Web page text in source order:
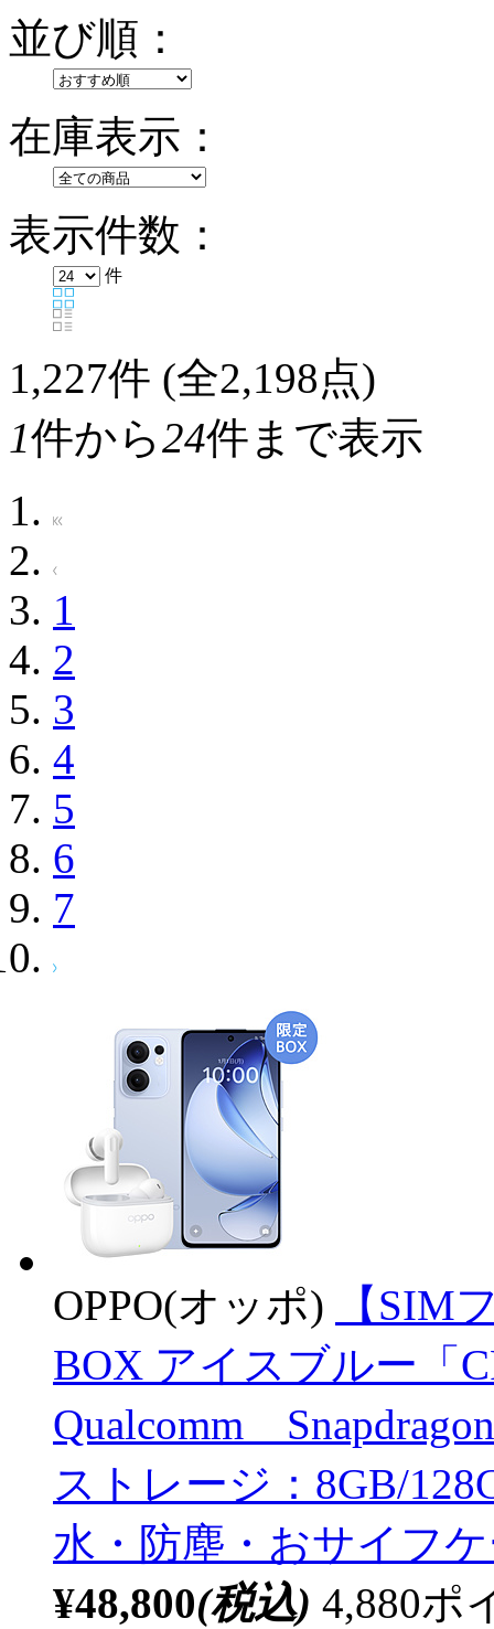
並び順：
在庫表示：
表示件数：
件
1,227件 (全2,198点)
1件から24件まで表示
1
2
3
4
5
6
7
OPPO(オッポ)
【SIM
BOX アイスブルー「
Qualcomm
ストレージ：8GB/
水・防塵・おサイフ
¥48,800(税込) 4,880ポ